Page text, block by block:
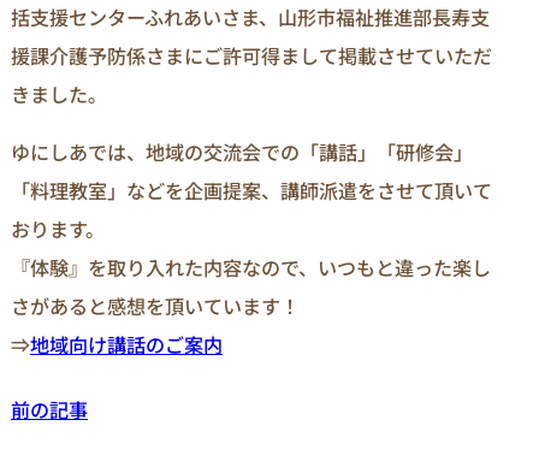
括支援センターふれあいさま、山形市福祉推進部長寿支
援課介護予防係さまにご許可得まして掲載させていただ
きました。
ゆにしあでは、地域の交流会での「講話」「研修会」
「料理教室」などを企画提案、講師派遣をさせて頂いて
おります。
『体験』を取り入れた内容なので、いつもと違った楽し
さがあると感想を頂いています！
⇒地域向け講話のご案内
前の記事